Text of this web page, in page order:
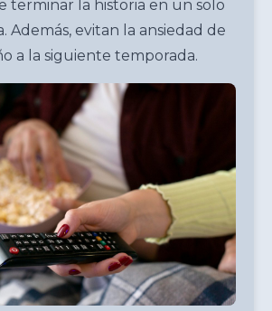
terminar la historia en un solo
Además, evitan la ansiedad de
a la siguiente temporada.